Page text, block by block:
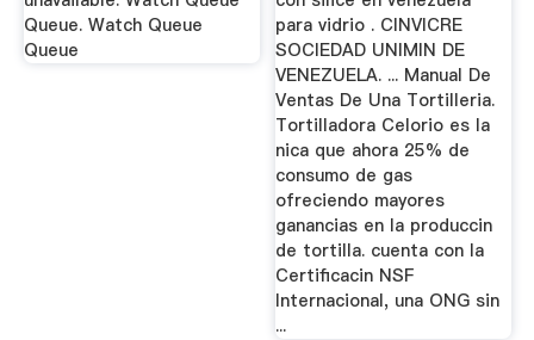
Queue. Watch Queue
Queue
para vidrio . CINVICRE
SOCIEDAD UNIMIN DE
VENEZUELA. ... Manual De
Ventas De Una Tortilleria.
Tortilladora Celorio es la
nica que ahora 25% de
consumo de gas
ofreciendo mayores
ganancias en la produccin
de tortilla. cuenta con la
Certificacin NSF
Internacional, una ONG sin
...